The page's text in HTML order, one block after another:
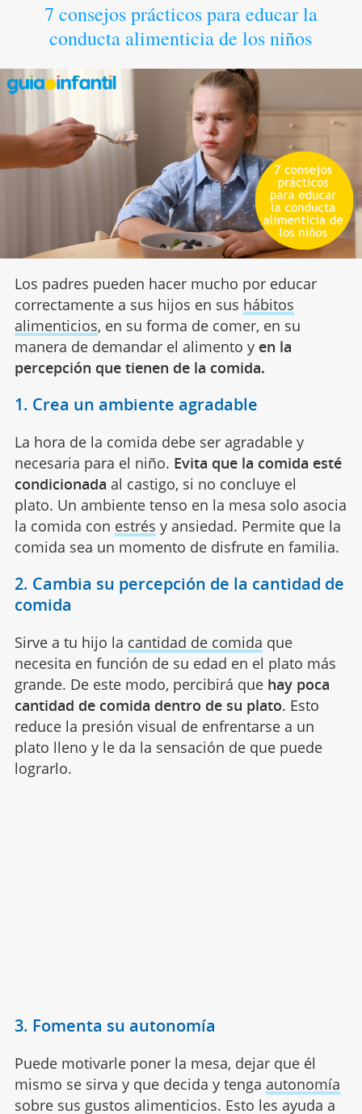
7 consejos prácticos para educar la
conducta alimenticia de los niños
Los padres pueden hacer mucho por educar
correctamente a sus hijos en sus hábitos
alimenticios, en su forma de comer, en su
manera de demandar el alimento yen la
percepción que tienen de la comida.
1. Crea un ambiente agradable
La hora de la comida debe ser agradable y
necesaria para el niño. Evita que la comida esté
condicionada al castigo, si no concluye el
plato. Un ambiente tenso en la mesa solo asocia
la comida con estrés y ansiedad. Permite que la
comida sea un momento de disfrute en familia.
2. Cambia su percepción de la cantidad de
comida
Sirve a tu hijo la cantidad de comida que
necesita en función de su edad en el plato más
grande. De este modo, percibirá que hay poca
cantidad de comida dentro de su plato. Esto
reduce la presión visual de enfrentarse a un
plato lleno y le da la sensación de que puede
lograrlo.
3. Fomenta su autonomía
Puede motivarle poner la mesa, dejar que él
mismo se sirva y que decida y tenga autonomía
sobre sus gustos alimenticios. Esto les ayuda a